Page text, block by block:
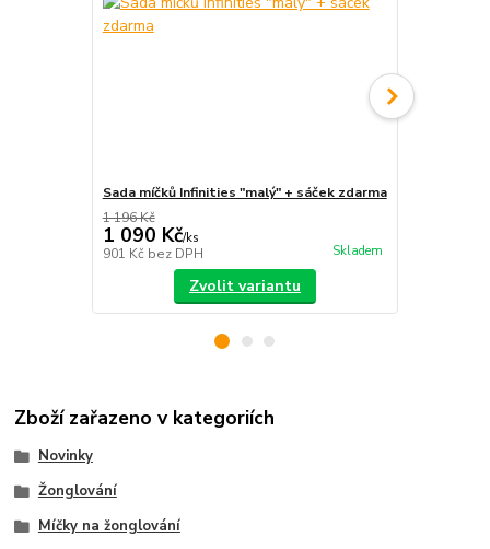
Sada míčků Infinities "malý" + sáček zdarma
1 196 Kč
1 090 Kč/ks
901 Kč bez DPH Skladem
Zvolit variantu
Zboží zařazeno v kategoriích
Novinky
Žonglování
Míčky na žonglování